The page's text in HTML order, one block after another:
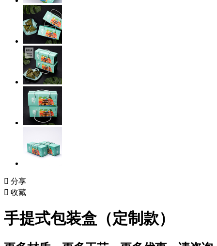
 分享
 收藏
手提式包装盒（定制款）